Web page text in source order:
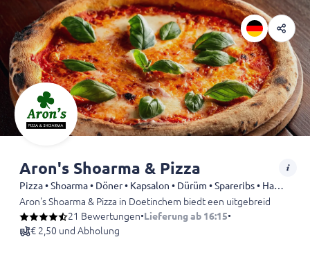
Aron's Shoarma & Pizza
Pizza • Shoarma • Döner • Kapsalon • Dürüm • Spareribs • Hamburgers • Snack
Aron's Shoarma & Pizza in Doetinchem biedt een uitgebreid menu
21 Bewertungen•Lieferung ab 16:15•
€ 2,50 und Abholung